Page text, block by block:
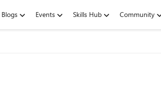
Blogs Events Skills Hub Community